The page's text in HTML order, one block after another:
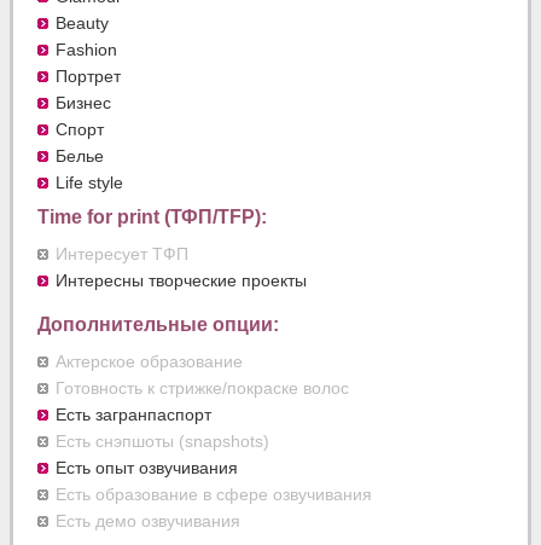
Beauty
Fashion
Портрет
Бизнес
Спорт
Белье
Life style
Time for print (ТФП/TFP):
Интересует ТФП
Интересны творческие проекты
Дополнительные опции:
Актерское образование
Готовность к стрижке/покраске волос
Есть загранпаспорт
Есть снэпшоты (snapshots)
Есть опыт озвучивания
Есть образование в сфере озвучивания
Есть демо озвучивания